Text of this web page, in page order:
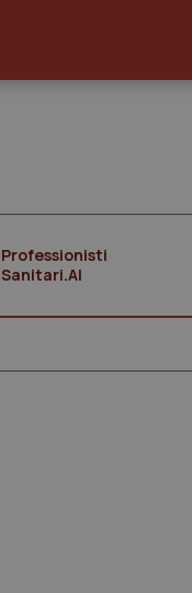
Professionisti
Sanitari.AI